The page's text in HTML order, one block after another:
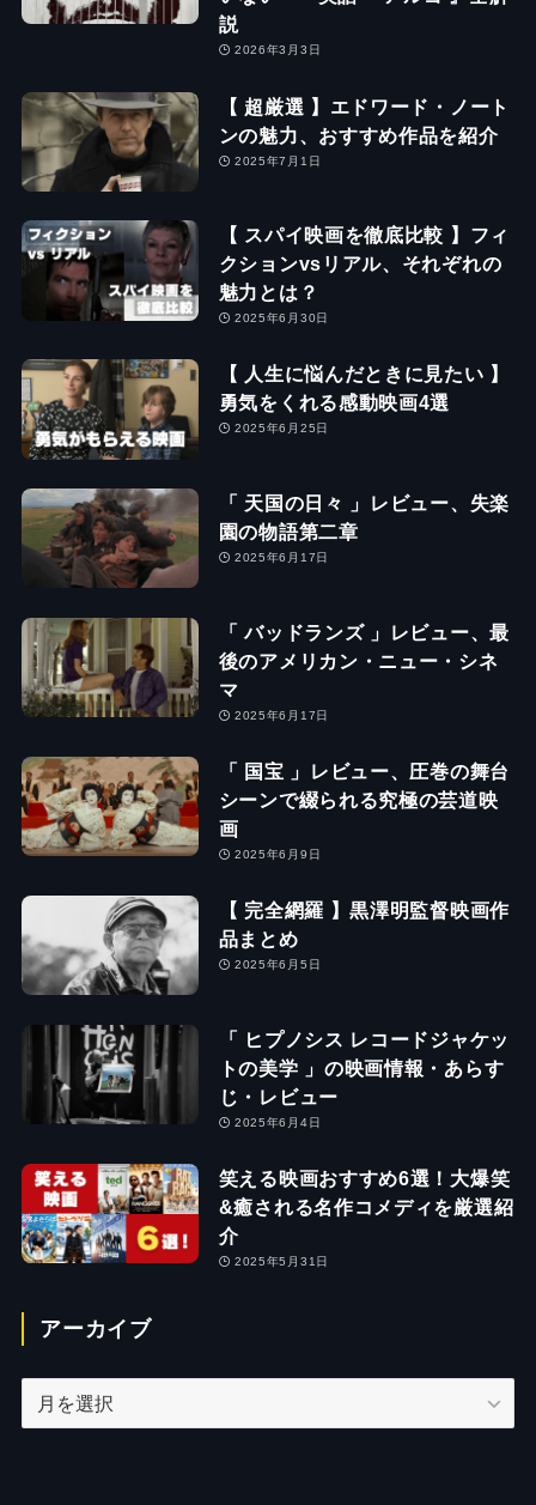
説
2026年3月3日
【 超厳選 】エドワード・ノート
ンの魅力、おすすめ作品を紹介
2025年7月1日
【 スパイ映画を徹底比較 】フィ
クションvsリアル、それぞれの
魅力とは？
2025年6月30日
【 人生に悩んだときに見たい 】
勇気をくれる感動映画4選
2025年6月25日
「 天国の日々 」レビュー、失楽
園の物語第二章
2025年6月17日
「 バッドランズ 」レビュー、最
後のアメリカン・ニュー・シネ
マ
2025年6月17日
「 国宝 」レビュー、圧巻の舞台
シーンで綴られる究極の芸道映
画
2025年6月9日
【 完全網羅 】黒澤明監督映画作
品まとめ
2025年6月5日
「 ヒプノシス レコードジャケッ
トの美学 」の映画情報・あらす
じ・レビュー
2025年6月4日
笑える映画おすすめ6選！大爆笑
&癒される名作コメディを厳選紹
介
2025年5月31日
アーカイブ
ー